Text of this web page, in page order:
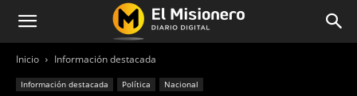
Inicio Información destacada
Información destacada Política Nacional